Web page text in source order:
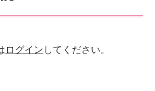
ログイン してください。